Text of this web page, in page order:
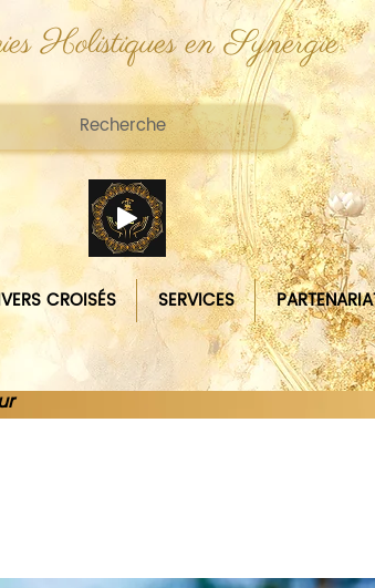
Holistiques en Synergie
CROISÉS SERVICES